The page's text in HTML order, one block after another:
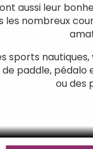
aussi leur
les nombreux
sports
paddle, pédalo
ou des